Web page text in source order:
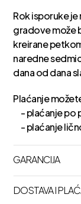
Rok isporuke je
gradove može
kreirane
naredne
dana od dana
Plaćanje
- plaćanje po
- plaćanje
GARANCIJA
DOSTAVA I